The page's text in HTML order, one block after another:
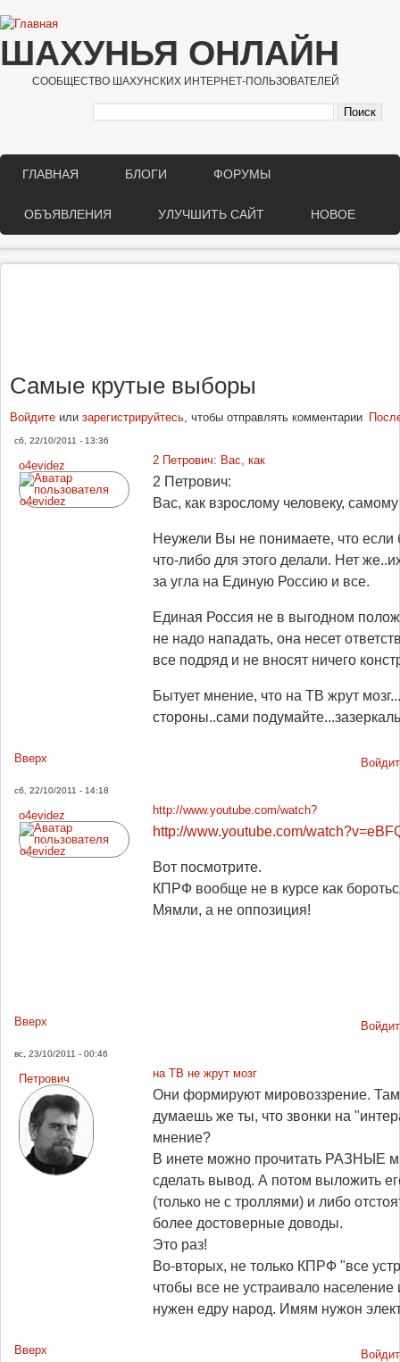
Перейти к основному содержанию
ШАХУНЬЯ ОНЛАЙН
СООБЩЕСТВО ШАХУНСКИХ ИНТЕРНЕТ-ПОЛЬЗОВАТЕЛЕЙ
Main menu
ГЛАВНАЯ БЛОГИ ФОРУМЫ
ОБЪЯВЛЕНИЯ УЛУЧШИТЬ САЙТ НОВОЕ
Самые крутые выборы
Войдите или зарегистрируйтесь, чтобы отправлять комментарии
сб, 22/10/2011 - 13:36
o4evidez 2 Петрович: Вас, как
2 Петрович:
Вас, как взрослому человеку,
Неужели Вы не понимаете, что
что-либо для этого делали. Нет
за угла на Единую Россию и все.
Единая Россия не в выгодном
не надо нападать, она несет
все подряд и не вносят ничего
Бытует мнение, что на ТВ жрут
стороны..сами
Вверх
сб, 22/10/2011 - 14:18
o4evidez http://www.youtube.com/watch?
http://www.youtube.com/
Вот посмотрите.
КПРФ вообще не в курсе как
Мямли, а не оппозиция!
Вверх
вс, 23/10/2011 - 00:46
Петрович на ТВ не жрут мозг
Они формируют мировоззрение.
думаешь же ты, что звонки на
мнение?
В инете можно прочитать РАЗНЫЕ
сделать вывод. А потом выложить
(только не с троллями) и либо
более достоверные доводы.
Это раз!
Во-вторых, не только КПРФ "все
чтобы все не устраивало
нужен едру народ. Имям нужон
Вверх